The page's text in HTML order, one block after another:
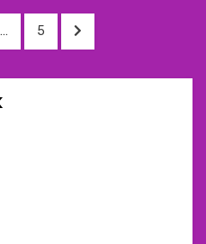
… OLDAL
5
KÖVETKEZŐ
OLDAL